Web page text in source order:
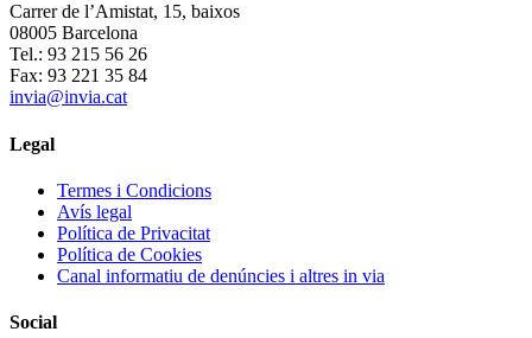
Carrer de l’Amistat, 15, baixos
08005 Barcelona
Tel.: 93 215 56 26
Fax: 93 221 35 84
invia@invia.cat
Legal
Termes i Condicions
Avís legal
Política de Privacitat
Política de Cookies
Canal informatiu de denúncies i altres in via
Social